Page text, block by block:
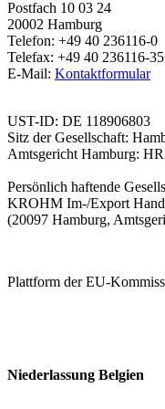
Postfach 10 03 24
20002 Hamburg
Telefon: +49 40 236116-0
Telefax: +49 40 236116-35
E-Mail: Kontaktformular
UST-ID: DE 118906803
Sitz der Gesellschaft:
Amtsgericht Hamburg:
Persönlich haftende
KROHM Im-/Export
(20097 Hamburg,
Plattform der EU-
Niederlassung Belgien